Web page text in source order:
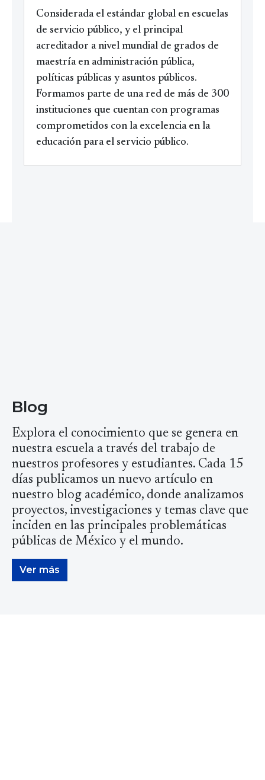
Considerada el estándar global en escuelas
de servicio público, y el principal
acreditador a nivel mundial de grados de
maestría en administración pública,
políticas públicas y asuntos públicos.
Formamos parte de una red de más de 300
instituciones que cuentan con programas
comprometidos con la excelencia en la
educación para el servicio público.
Blog
Explora el conocimiento que se genera en
nuestra escuela a través del trabajo de
nuestros profesores y estudiantes. Cada 15
días publicamos un nuevo artículo en
nuestro blog académico, donde analizamos
proyectos, investigaciones y temas clave que
inciden en las principales problemáticas
públicas de México y el mundo.
Ver más